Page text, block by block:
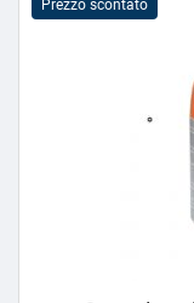
Prezzo scontato